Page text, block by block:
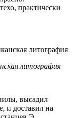
практически
литография
высадил
и доставил на